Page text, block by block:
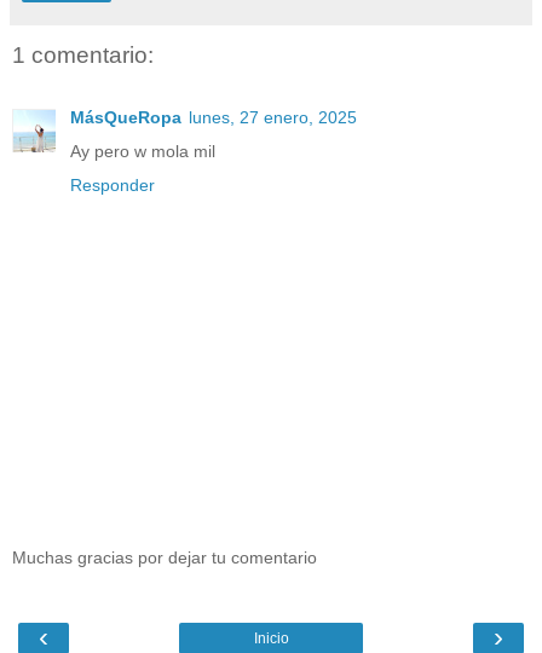
1 comentario:
MásQueRopa lunes, 27 enero, 2025
Ay pero w mola mil
Responder
Muchas gracias por dejar tu comentario
‹ ›
Inicio